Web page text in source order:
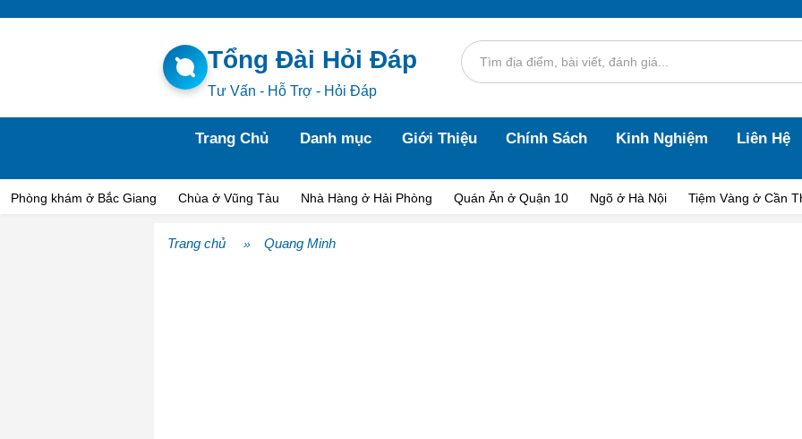
Tổng Đài Hỏi Đáp
Tư Vấn - Hỗ Trợ - Hỏi Đáp
Trang Chủ Danh mục Giới Thiệu Chính Sách Kinh Nghiệm Liên Hệ
Phòng khám ở Bắc Giang Chùa ở Vũng Tàu Nhà Hàng ở Hải Phòng Quán Ăn ở Quận 10 Ngõ ở Hà Nội Tiệm Vàng ở Cần
Trang chủ » Quang Minh